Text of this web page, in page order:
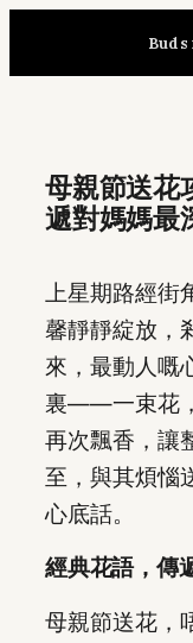
content
Buds
母親節送花
遞對媽媽最
上星期路經
馨靜靜綻放，
來，最動人嘅
裏——一束花
再次飄香，讓
至，與其煩惱
心底話。
經典花語，傳
母親節送花，